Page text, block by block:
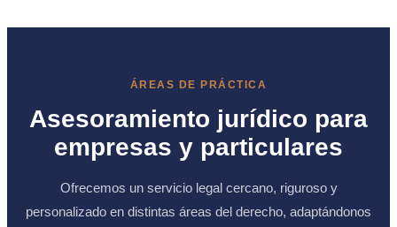
ÁREAS DE PRÁCTICA
Asesoramiento jurídico para
empresas y particulares
Ofrecemos un servicio legal cercano, riguroso y
personalizado en distintas áreas del derecho, adaptándonos